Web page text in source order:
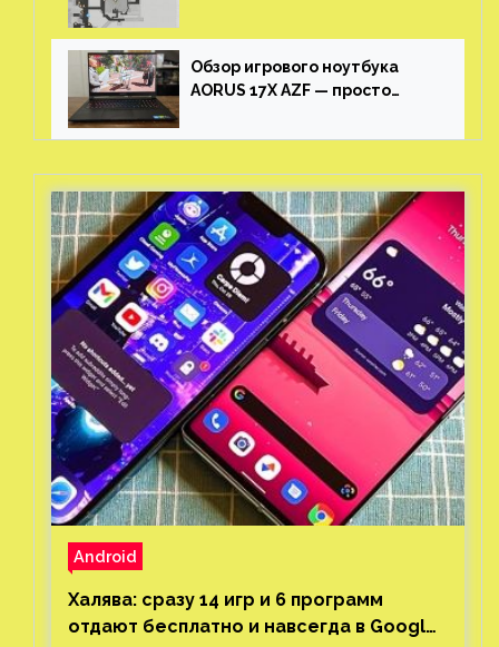
Обзор игрового ноутбука
AORUS 17X AZF — просто
Android
Халява: сразу 14 игр и 6 программ
отдают бесплатно и навсегда в Google